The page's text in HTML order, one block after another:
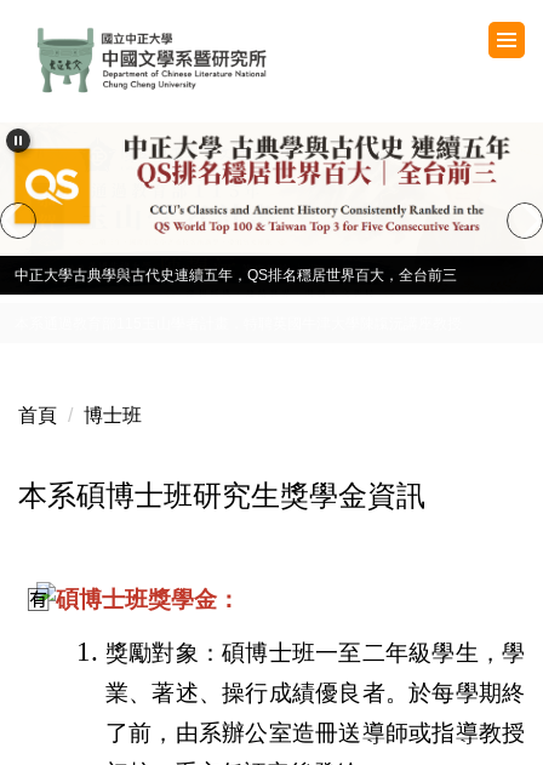
內
區
中正大學古典學與古代史連續五年，QS排名穩居世界百大，全台前三
首頁 博士班
本系碩博士班研究生獎學金資訊
碩博士班獎學金：
1. 獎勵對象：碩博士班一至二年級學生 ，學
業、著述、操行成績優良者。於每學期終
了前，由系辦公室造冊送導師或指導教授